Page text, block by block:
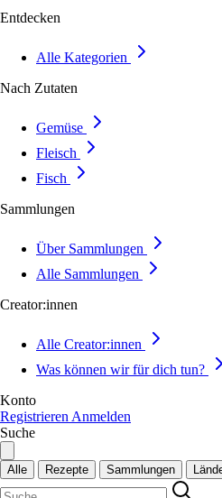
Entdecken
Alle Kategorien
Nach Zutaten
Gemüse
Fleisch
Fisch
Sammlungen
Über Sammlungen
Alle Sammlungen
Creator:innen
Alle Creator:innen
Was können wir für dich tun?
Konto
Registrieren Anmelden
Suche
Alle Rezepte Sammlungen